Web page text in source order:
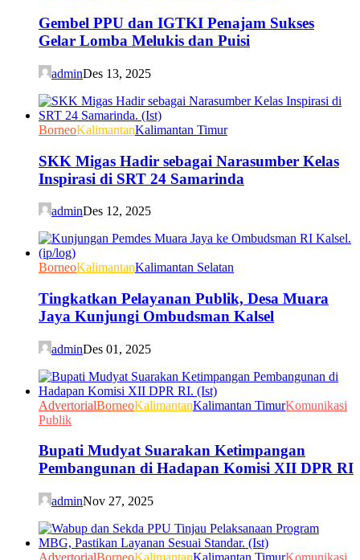
Gembel PPU dan IGTKI Penajam Sukses
Gelar Lomba Melukis dan Puisi
adminDes 13, 2025
BorneoKalimantanKalimantan Timur
SKK Migas Hadir sebagai Narasumber Kelas
Inspirasi di SRT 24 Samarinda
adminDes 12, 2025
BorneoKalimantanKalimantan Selatan
Tingkatkan Pelayanan Publik, Desa Muara
Jaya Kunjungi Ombudsman Kalsel
adminDes 01, 2025
AdvertorialBorneoKalimantanKalimantan TimurKomunikasi
Publik
Bupati Mudyat Suarakan Ketimpangan
Pembangunan di Hadapan Komisi XII DPR RI
adminNov 27, 2025
AdvertorialBorneoKalimantanKalimantan TimurKomunikasi